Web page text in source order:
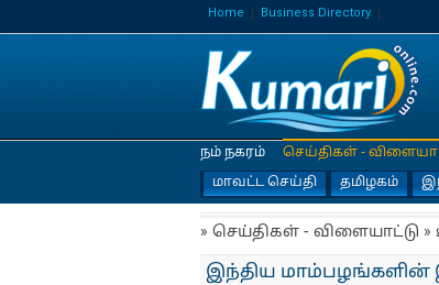
Home Business Directory
நம் நகரம்
செய்திகள் -
மாவட்ட செய்தி
தமிழகம்
» செய்திகள் - விளையாட்டு
இந்திய மாம்பழங்களின்